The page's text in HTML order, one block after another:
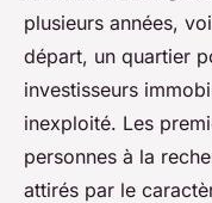
plusieurs années,
départ, un quartier
investisseurs
inexploité. Les
personnes à la
attirés par le